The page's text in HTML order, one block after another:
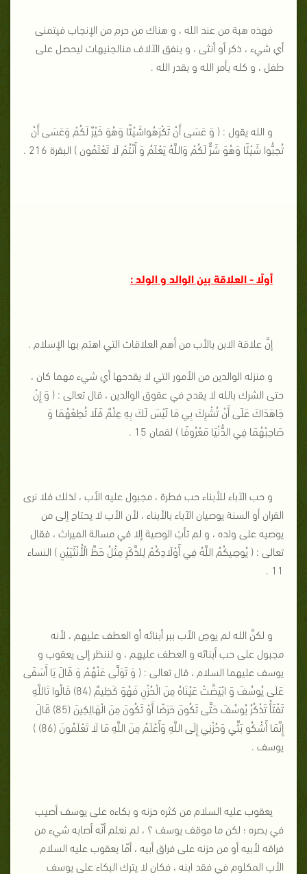
فهذه هبة من عند الله ، و هناك من حرم من الإنجاب فيتمنى
أي شيء ، ذكر أو أنثى ، و ينفق الآلاف منالجنيهات ليحصل على
طفل ، و كله بأمر الله و بقدر الله .
و الله يقول : ( وَ عَسَى أَنْ تَكْرَهُواشَيْئًا وَهُوَ خَيْرٌ لَكُمْ وَعَسَى أَنْ
تُحِبُّوا شَيْئًا وَهُوَ شَرٌّ لَكُمْ وَاللَّهُ يَعْلَمُ وَ أَنْتُمْ لَا تَعْلَمُون ) البقرة 216 .
أولًا - العلاقة بين الوالد و الولد :
إنَّ علاقة الابن بالأب من أهم العلاقات التي اهتم بها الإسلام .
و منزله الوالدين من الأمور التي لا يقدحها أي شيء مهما كان ،
حتى الشرك بالله لا يقدح في عقوق الوالدين ، قال تعالى : ( وَ إِنْ
جَاهَدَاكَ عَلَى أَنْ تُشْرِكَ بِي مَا لَيْسَ لَكَ بِهِ عِلْمٌ فَلَا تُطِعْهُمَا وَ
صَاحِبْهُمَا فِي الدُّنْيَا مَعْرُوفًا ) لقمان 15 .
و حب الآباء للأبناء حب فطرة ، مجبول عليه الأب ، لذلك فلا نرى
القران أو السنة يوصيان الآباء بالأبناء ، لأن الأب لا يحتاج إلى من
يوصيه على ولده ، و لم تأتِ الوصية إلا في مسالة الميراث ، فقال
تعالى : ( يُوصِيكُمُ اللَّهُ فِي أَوْلَادِكُمْ لِلذَّكَرِ مِثْلُ حَظِّ الْأُنْثَيَيْنِ ) النساء
11 .
و لكنَّ الله لم يوصِ الأب ببر أبنائه أو العطف عليهم ، لأنه
مجبول على حب أبنائه و العطف عليهم ، و لننظر إلى يعقوب و
يوسف عليهما السلام ، قال تعالى : ( وَ تَوَلَّى عَنْهُمْ وَ قَالَ يَا أَسَفَى
عَلَى يُوسُفَ وَ ابْيَضَّتْ عَيْنَاهُ مِنَ الْحُزْنِ فَهُوَ كَظِيمٌ (84) قَالُوا تَاللَّهِ
تَفْتَأُ تَذْكُرُ يُوسُفَ حَتَّى تَكُونَ حَرَضًا أَوْ تَكُونَ مِنَ الْهَالِكِينَ (85) قَالَ
إِنَّمَا أَشْكُو بَثِّي وَحُزْنِي إِلَى اللَّهِ وَأَعْلَمُ مِنَ اللَّهِ مَا لَا تَعْلَمُونَ (86) )
يوسف .
يعقوب عليه السلام من كثره حزنه و بكاءه على يوسف أصيب
في بصره ؛ لكن ما موقف يوسف ؟ ، لم نعلم أنّه أصابه شيء من
فراقه لأبيه أو من حزنه على فراق أبيه ، أمّا يعقوب عليه السلام
الأب المكلوم في فقد ابنه ، فكان لا يترك البكاء على يوسف